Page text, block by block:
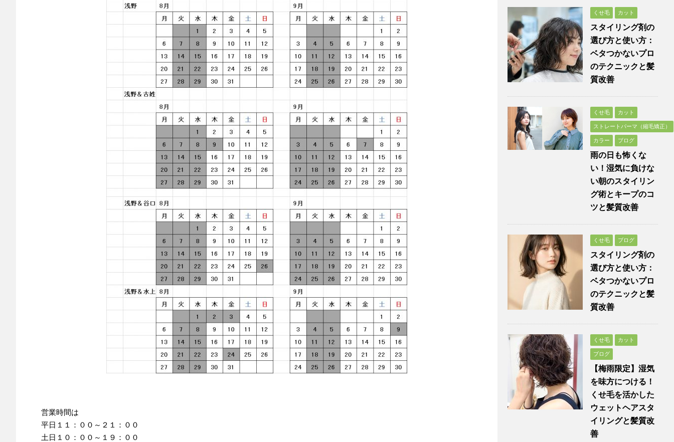
営業時間は
平日１１：００～２１：００
土日１０：００～１９：００
くせ毛 カット
スタイリング剤の
選び方と使い方：
ベタつかないプロ
のテクニックと髪
質改善
くせ毛 カット
ストレートパーマ（縮毛矯正）
カラー ブログ
雨の日も怖くな
い！湿気に負けな
い朝のスタイリン
グ術とキープのコ
ツと髪質改善
くせ毛 ブログ
スタイリング剤の
選び方と使い方：
ベタつかないプロ
のテクニックと髪
質改善
くせ毛 カット
ブログ
【梅雨限定】湿気
を味方につける！
くせ毛を活かした
ウェットヘアスタ
イリングと髪質改
善